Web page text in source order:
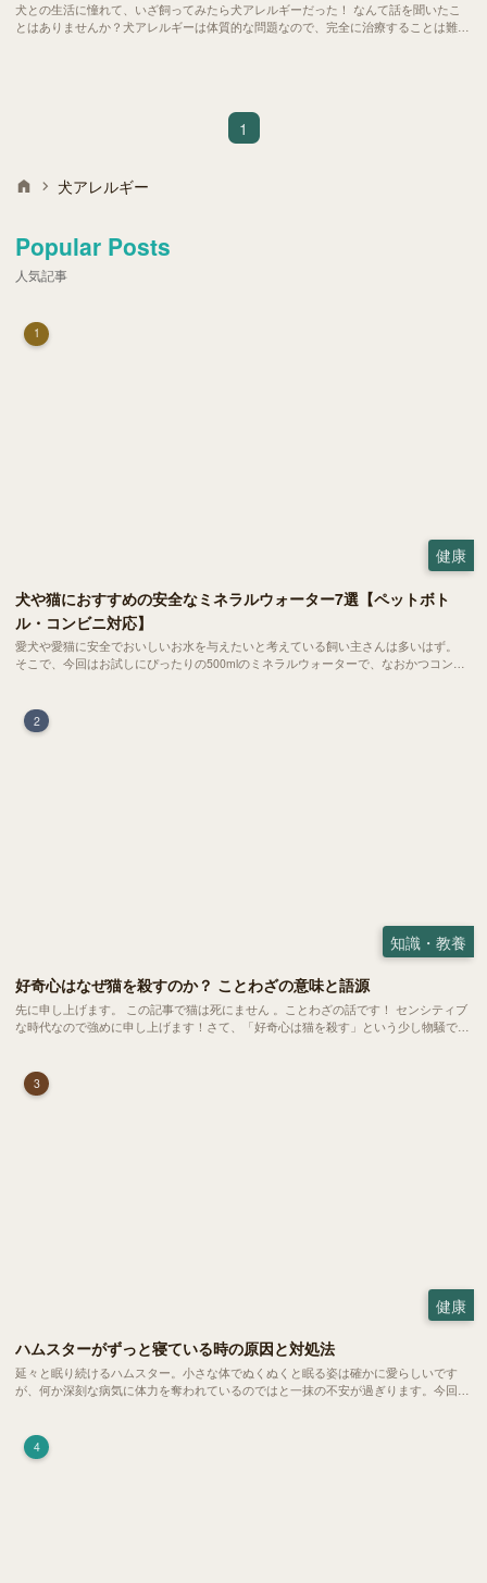
犬との生活に憧れて、いざ飼ってみたら犬アレルギーだった！ なんて話を聞いたこ
とはありませんか？犬アレルギーは体質的な問題なので、完全に治療することは難し
1
犬アレルギー
Popular Posts
人気記事
1
健康
犬や猫におすすめの安全なミネラルウォーター7選【ペットボト
ル・コンビニ対応】
愛犬や愛猫に安全でおいしいお水を与えたいと考えている飼い主さんは多いはず。
そこで、今回はお試しにぴったりの500mlのミネラルウォーターで、なおかつコンビ
2
知識・教養
好奇心はなぜ猫を殺すのか？ ことわざの意味と語源
先に申し上げます。 この記事で猫は死にません 。ことわざの話です！ センシティブ
な時代なので強めに申し上げます！さて、「好奇心は猫を殺す」という少し物騒で、
3
健康
ハムスターがずっと寝ている時の原因と対処法
延々と眠り続けるハムスター。小さな体でぬくぬくと眠る姿は確かに愛らしいです
が、何か深刻な病気に体力を奪われているのではと一抹の不安が過ぎります。今回
4